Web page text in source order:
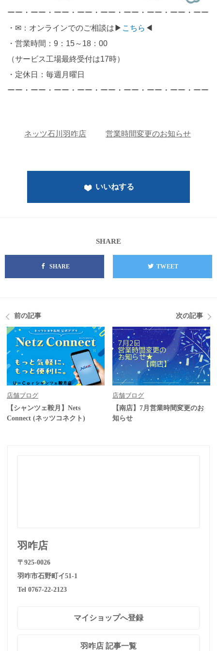
ーー・ーー・ーー・ーー・ーー・ーー・ーー・ーー・ーー
・✉：オンラインでのご相談は▶ こちら ◀
・営業時間：9：15～18：00
（サービス工場最終受付は17時）
・定休日：毎週月曜日
ーー・ーー・ーー・ーー・ーー・ーー・ーー・ーー・ーー
ネッツ石川羽咋店 営業時間変更のお知らせ
いいねする
SHARE
SHARE TWEET
前の記事
店舗ブログ
【シャンツェ鞍月】Nets
Connect (ネッツコネクト)
次の記事
店舗ブログ
【南店】7月営業時間変更のお
知らせ
羽咋店
〒925-0026
羽咋市石野町イ51-1
Tel 0767-22-2123
マイショップへ登録
羽咋店 記事一覧